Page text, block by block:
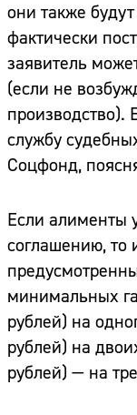
они также
фактически
заявитель
(если не
производство).
службу
Соцфонд,
Если алименты
соглашению, то
минимальных
рублей) на
рублей) на
рублей) — на